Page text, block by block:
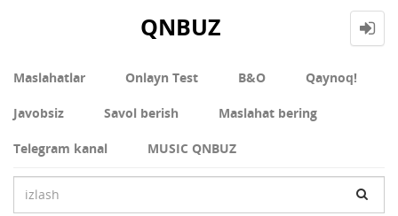
QNBUZ
Maslahatlar Onlayn Test В&О Qaynoq!
Javobsiz Savol berish Maslahat bering
Telegram kanal MUSIC QNBUZ